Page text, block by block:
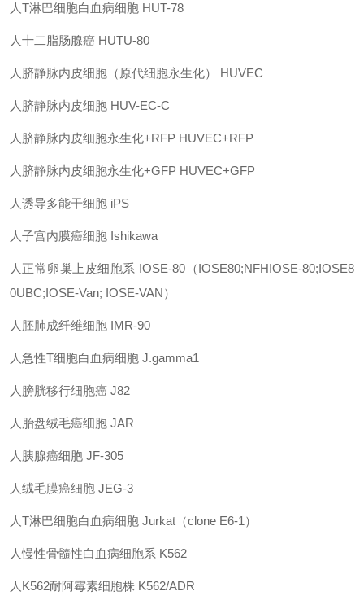
人 T淋巴细胞白血病细胞 HUT-78
人十二脂肠腺癌 HUTU-80
人脐静脉内皮细胞（原代细胞永生化） HUVEC
人脐静脉内皮细胞 HUV-EC-C
人脐静脉内皮细胞永生化+RFP HUVEC+RFP
人脐静脉内皮细胞永生化+GFP HUVEC+GFP
人诱导多能干细胞 iPS
人子宫内膜癌细胞 Ishikawa
人正常卵巢上皮细胞系 IOSE-80 （IOSE80;NFHIOSE-80;IOSE8
0UBC;IOSE-Van; IOSE-VAN）
人胚肺成纤维细胞 IMR-90
人急性T细胞白血病细胞 J.gamma1
人膀胱移行细胞癌 J82
人胎盘绒毛癌细胞 JAR
人胰腺癌细胞 JF-305
人绒毛膜癌细胞 JEG-3
人 T淋巴细胞白血病细胞 Jurkat （clone E6-1 ）
人慢性骨髓性白血病细胞系 K562
人 K562耐阿霉素细胞株 K562/ADR